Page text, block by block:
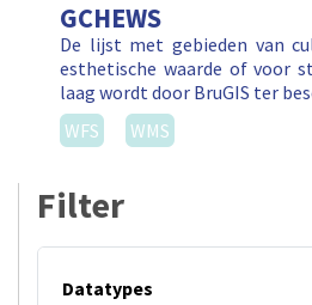
GCHEWS
De lijst met gebieden van
esthetische waarde of voor
laag wordt door BruGIS ter
WFS
WMS
Filter
Datatypes